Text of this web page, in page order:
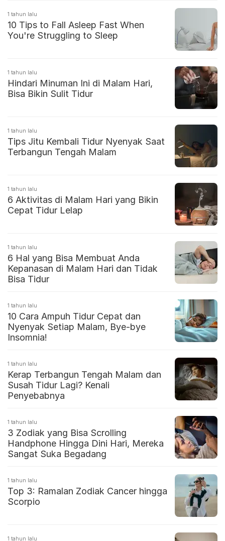
1 tahun lalu
10 Tips to Fall Asleep Fast When
You're Struggling to Sleep
1 tahun lalu
Hindari Minuman Ini di Malam Hari,
Bisa Bikin Sulit Tidur
1 tahun lalu
Tips Jitu Kembali Tidur Nyenyak Saat
Terbangun Tengah Malam
1 tahun lalu
6 Aktivitas di Malam Hari yang Bikin
Cepat Tidur Lelap
1 tahun lalu
6 Hal yang Bisa Membuat Anda
Kepanasan di Malam Hari dan Tidak
Bisa Tidur
1 tahun lalu
10 Cara Ampuh Tidur Cepat dan
Nyenyak Setiap Malam, Bye-bye
Insomnia!
1 tahun lalu
Kerap Terbangun Tengah Malam dan
Susah Tidur Lagi? Kenali
Penyebabnya
1 tahun lalu
3 Zodiak yang Bisa Scrolling
Handphone Hingga Dini Hari, Mereka
Sangat Suka Begadang
1 tahun lalu
Top 3: Ramalan Zodiak Cancer hingga
Scorpio
1 tahun lalu